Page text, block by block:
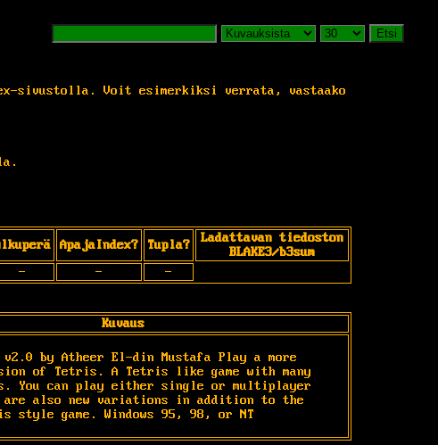
Etsi
sivustolla. Voit esimerkiksi verrata, vastaako
ApajaIndex? Tupla?
Ladattavan tiedoston
BLAKE3/b3sum
- - -
Kuvaus
by Atheer El-din Mustafa Play a more
of Tetris. A Tetris like game with many
You can play either single or multiplayer
are also new variations in addition to the
style game. Windows 95, 98, or NT